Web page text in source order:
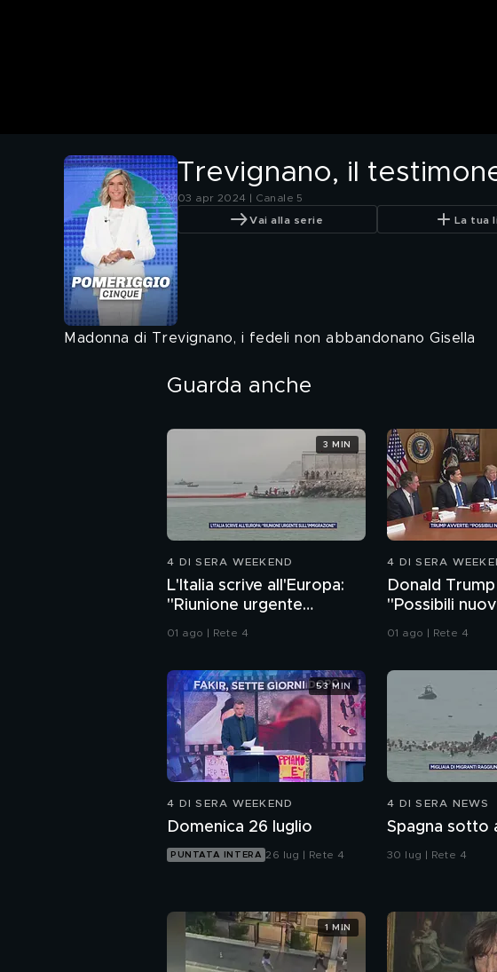
Trevignano, il
03 apr 2024 | Canale 5
Vai alla serie La tua
Madonna di Trevignano, i fedeli non abbandonano Gisella
Guarda anche
4 DI SERA WEEKEND
L'Italia scrive all'Europa:
"Riunione urgente
sull'immigrazione"
01 ago | Rete 4
3 MIN
4 DI SERA
Donald
"Possibili
all'Iran"
01 ago | Rete 4
4 DI SERA WEEKEND
Domenica 26 luglio
PUNTATA INTERA 26 lug | Rete 4
53 MIN
4 DI SERA NEWS
Spagna sotto
30 lug | Rete 4
1 MIN